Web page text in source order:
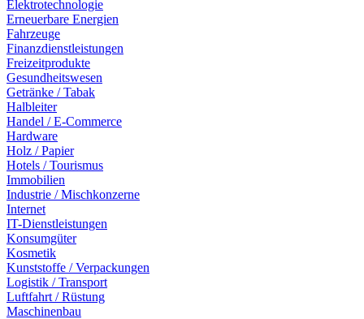
Elektrotechnologie
Erneuerbare Energien
Fahrzeuge
Finanzdienstleistungen
Freizeitprodukte
Gesundheitswesen
Getränke / Tabak
Halbleiter
Handel / E-Commerce
Hardware
Holz / Papier
Hotels / Tourismus
Immobilien
Industrie / Mischkonzerne
Internet
IT-Dienstleistungen
Konsumgüter
Kosmetik
Kunststoffe / Verpackungen
Logistik / Transport
Luftfahrt / Rüstung
Maschinenbau